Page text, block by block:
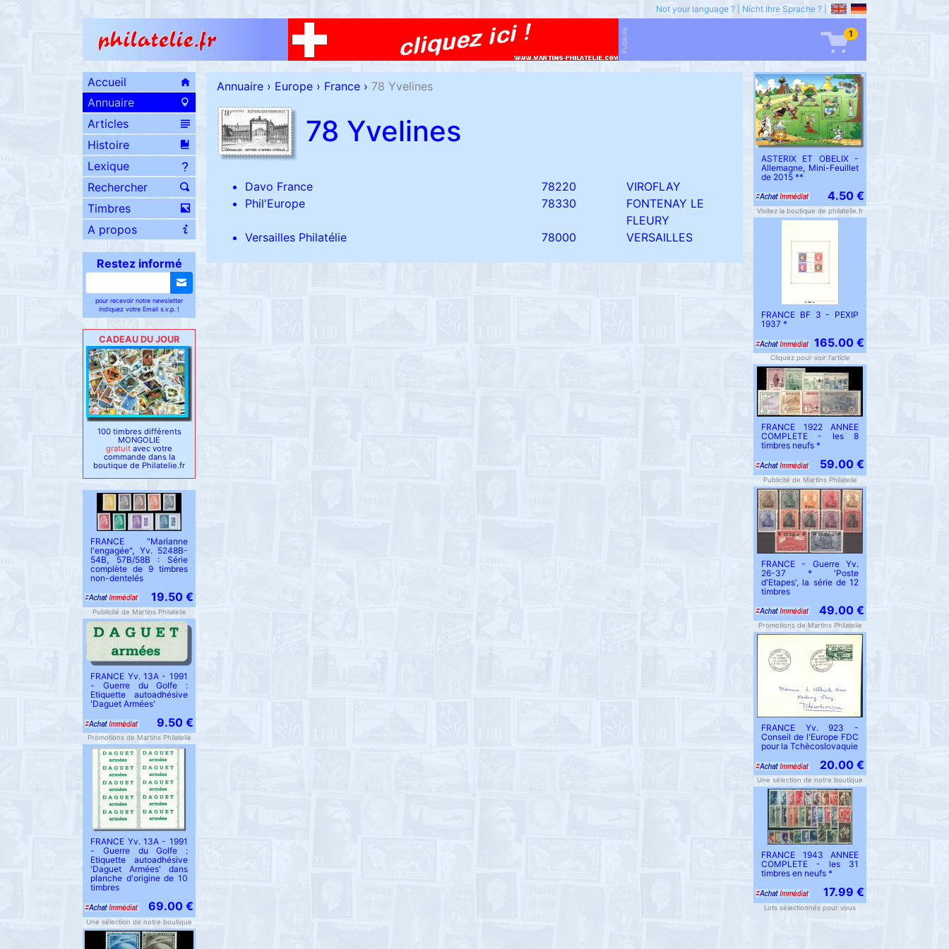
Not your language ? Nicht Ihre Sprache ?
Publicité 1
Accueil
Annuaire
Articles
Histoire
Lexique
Rechercher
Timbres
A propos
Restez informé
pour recevoir notre newsletter
indiquez votre Email s.v.p. !
CADEAU DU JOUR
100 timbres différents
MONGOLIE
gratuit avec votre
commande dans la
boutique de Philatelie.fr
FRANCE "Marianne
l'engagée", Yv. 5248B-
54B, 57B/58B : Série
complète de 9 timbres
non-dentelés
19.50 €
Publicité de Martins Philatelie
FRANCE Yv. 13A - 1991
- Guerre du Golfe :
Etiquette autoadhésive
'Daguet Armées'
9.50 €
Promotions de Martins Philatelie
FRANCE Yv. 13A - 1991
- Guerre du Golfe :
Etiquette autoadhésive
'Daguet Armées' dans
planche d'origine de 10
timbres
69.00 €
Une sélection de notre boutique
Annuaire › Europe › France › 78 Yvelines
78 Yvelines
Davo France 78220
VIROFLAY
Phil'Europe
78330
FONTENAY LE
FLEURY
Versailles Philatélie
78000 VERSAILLES
ASTERIX ET OBELIX -
Allemagne, Mini-Feuillet
de 2015 **
4.50 €
Visitez la boutique de philatelie.fr
FRANCE BF 3 - PEXIP
1937 *
165.00 €
Cliquez pour voir l'article
FRANCE 1922 ANNEE
COMPLETE - les 8
timbres neufs *
59.00 €
Publicité de Martins Philatelie
FRANCE - Guerre Yv.
26-37 * 'Poste
d'Etapes', la série de 12
timbres
49.00 €
Promotions de Martins Philatelie
FRANCE Yv. 923 -
Conseil de l'Europe FDC
pour la Tchècoslovaquie
20.00 €
Une sélection de notre boutique
FRANCE 1943 ANNEE
COMPLETE - les 31
timbres en neufs *
17.99 €
Lots sélectionnés pour vous